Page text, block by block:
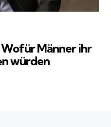
Männer ihr
würden